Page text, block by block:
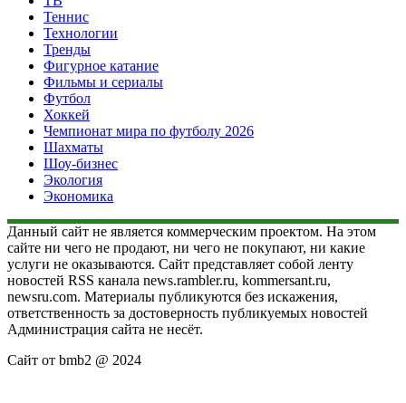
Теннис
Технологии
Тренды
Фигурное катание
Фильмы и сериалы
Футбол
Хоккей
Чемпионат мира по футболу 2026
Шахматы
Шоу-бизнес
Экология
Экономика
Данный сайт не является коммерческим проектом. На этом
сайте ни чего не продают, ни чего не покупают, ни какие
услуги не оказываются. Сайт представляет собой ленту
новостей RSS канала news.rambler.ru, kommersant.ru,
newsru.com. Материалы публикуются без искажения,
ответственность за достоверность публикуемых новостей
Администрация сайта не несёт.
Сайт от bmb2 @ 2024